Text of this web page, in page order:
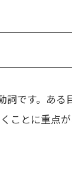
です。ある
ことに重点